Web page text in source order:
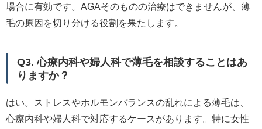
場合に有効です。AGAそのものの治療はできませんが、薄
毛の原因を切り分ける役割を果たします。
Q3. 心療内科や婦人科で薄毛を相談することはあ
りますか？
はい。ストレスやホルモンバランスの乱れによる薄毛は、
心療内科や婦人科で対応するケースがあります。特に女性